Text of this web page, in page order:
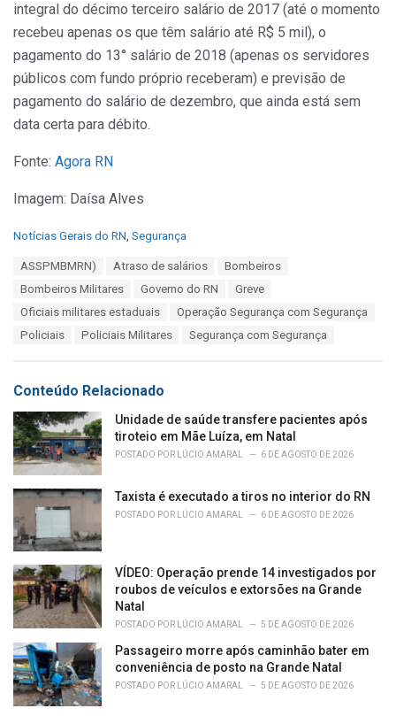
integral do décimo terceiro salário de 2017 (até o momento
recebeu apenas os que têm salário até R$ 5 mil), o
pagamento do 13° salário de 2018 (apenas os servidores
públicos com fundo próprio receberam) e previsão de
pagamento do salário de dezembro, que ainda está sem
data certa para débito.
Fonte: Agora RN
Imagem: Daísa Alves
C
:
Notícias Gerais do RN, Segurança
ASSPMBMRN) Atraso de salários
Bombeiros
Bombeiros Militares
Governo do RN
Greve
Oficiais militares estaduais
Operação Segurança com Segurança
Policiais
Policiais Militares Segurança com Segurança
Conteúdo Relacionado
Unidade de saúde transfere pacientes após
tiroteio em Mãe Luíza, em Natal
POSTADO POR LÚCIO AMARAL 6 DE AGOSTO DE 2026
Taxista é executado a tiros no interior do RN
POSTADO POR LÚCIO AMARAL 6 DE AGOSTO DE 2026
VÍDEO: Operação prende 14 investigados por
roubos de veículos e extorsões na Grande
Natal
POSTADO POR LÚCIO AMARAL 5 DE AGOSTO DE 2026
Passageiro morre após caminhão bater em
conveniência de posto na Grande Natal
POSTADO POR LÚCIO AMARAL 5 DE AGOSTO DE 2026